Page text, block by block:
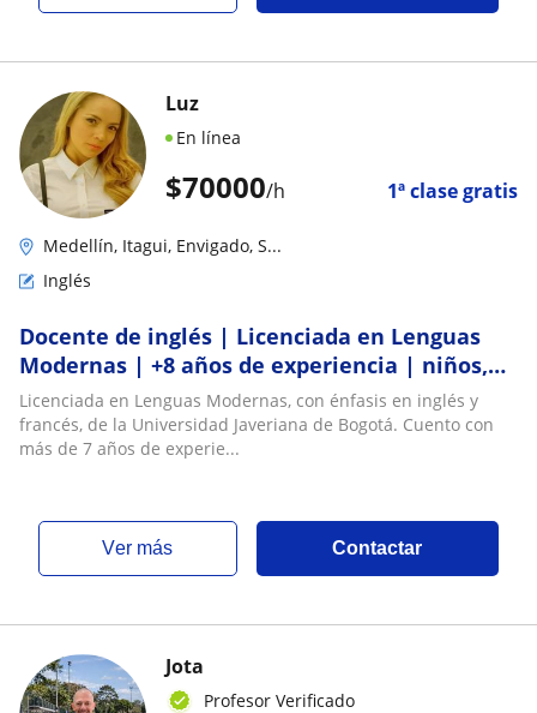
$70000/h 1ª clase gratis
Luz
En línea
Medellín, Itagui, Envigado, S...
Inglés
Docente de inglés | Licenciada en Lenguas
Modernas | +8 años de experiencia | niños,
jóvenes, adultos y empresas
Licenciada en Lenguas Modernas, con énfasis en inglés y
francés, de la Universidad Javeriana de Bogotá. Cuento con
más de 7 años de experie...
ver más Contactar
Jota
Profesor Verificado